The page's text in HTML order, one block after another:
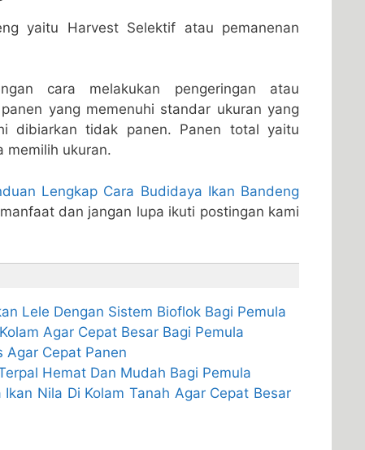
yaitu Harvest Selektif atau pemanenan
cara melakukan pengeringan atau
yang memenuhi standar ukuran yang
dibiarkan tidak panen. Panen total yaitu
memilih ukuran.
Lengkap Cara Budidaya Ikan Bandeng
dan jangan lupa ikuti postingan kami
Lele Dengan Sistem Bioflok Bagi Pemula
Agar Cepat Besar Bagi Pemula
Agar Cepat Panen
Hemat Dan Mudah Bagi Pemula
Nila Di Kolam Tanah Agar Cepat Besar